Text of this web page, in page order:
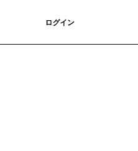
ログイン